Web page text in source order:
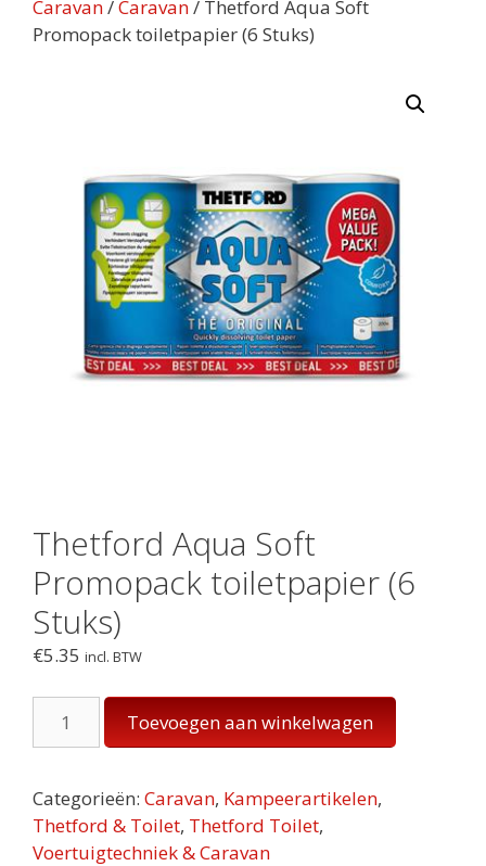
Caravan/Caravan/ Thetford Aqua Soft
Promopack toiletpapier (6 Stuks)
Thetford Aqua Soft
Promopack toiletpapier (6
Stuks)
€5.35 incl. BTW
Thetford
Aqua
Promopack
toiletpapier
(6
Toevoegen aan winkelwagen
Categorieën: Caravan, Kampeerartikelen,
Thetford & Toilet, Thetford Toilet,
Voertuigtechniek & Caravan